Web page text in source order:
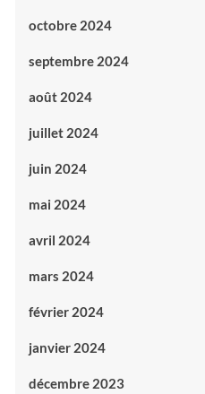
octobre 2024
septembre 2024
août 2024
juillet 2024
juin 2024
mai 2024
avril 2024
mars 2024
février 2024
janvier 2024
décembre 2023